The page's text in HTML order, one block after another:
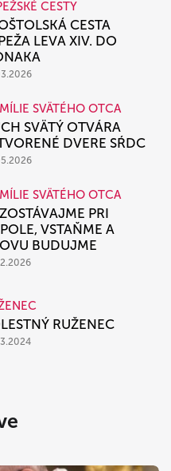
CESTY
CESTA
LEVA XIV. DO
SVÄTÉHO OTCA
SVÄTÝ OTVÁRA
DVERE SŔDC
SVÄTÉHO OTCA
PRI
VSTAŇME A
BUDUJME
RUŽENEC